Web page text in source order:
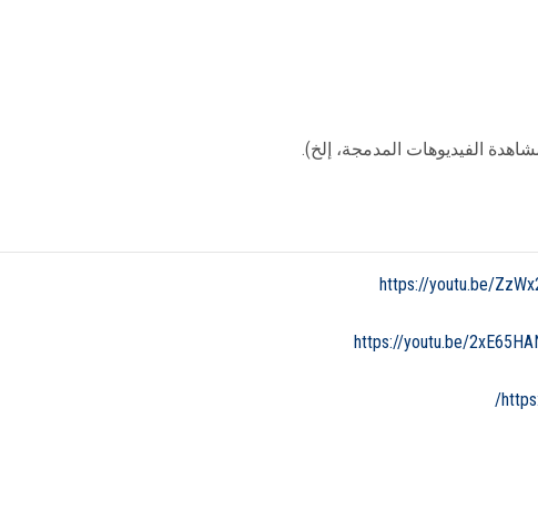
الفيديوهات المدمجة، إلخ).
https://youtu.be/
https://youtu.be/